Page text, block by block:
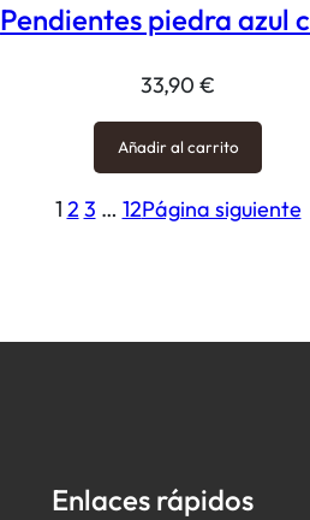
Pendientes piedra azul
33,90 €
Añadir al carrito
1 2 3 … 12Página siguiente
Enlaces rápidos